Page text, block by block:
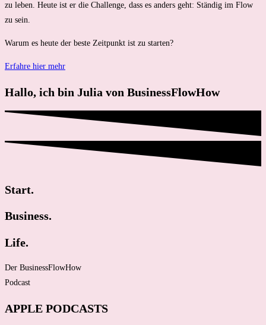
zu leben. Heute ist er die Challenge, dass es anders geht: Ständig im Flow
zu sein.
Warum es heute der beste Zeitpunkt ist zu starten?
Erfahre hier mehr
Hallo, ich bin Julia von BusinessFlowHow
Start.
Business.
Life.
Der BusinessFlowHow
Podcast
APPLE PODCASTS